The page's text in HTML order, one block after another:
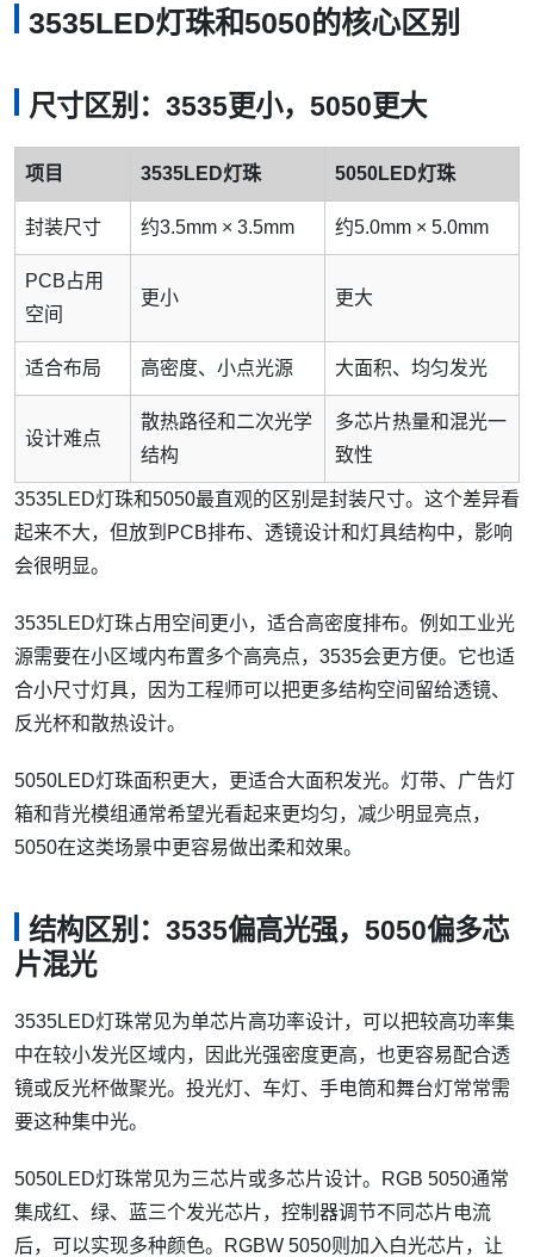
3535LED灯珠和5050的核心区别
尺寸区别：3535更小，5050更大
项目 3535LED灯珠 5050LED灯珠
封装尺寸 约3.5mm × 3.5mm 约5.0mm × 5.0mm
PCB占用
空间
更小 更大
适合布局 高密度、小点光源 大面积、均匀发光
设计难点
散热路径和二次光学
结构
多芯片热量和混光一
致性
3535LED灯珠和5050最直观的区别是封装尺寸。这个差异看
起来不大，但放到PCB排布、透镜设计和灯具结构中，影响
会很明显。
3535LED灯珠占用空间更小，适合高密度排布。例如工业光
源需要在小区域内布置多个高亮点，3535会更方便。它也适
合小尺寸灯具，因为工程师可以把更多结构空间留给透镜、
反光杯和散热设计。
5050LED灯珠面积更大，更适合大面积发光。灯带、广告灯
箱和背光模组通常希望光看起来更均匀，减少明显亮点，
5050在这类场景中更容易做出柔和效果。
结构区别：3535偏高光强，5050偏多芯
片混光
3535LED灯珠常见为单芯片高功率设计，可以把较高功率集
中在较小发光区域内，因此光强密度更高，也更容易配合透
镜或反光杯做聚光。投光灯、车灯、手电筒和舞台灯常常需
要这种集中光。
5050LED灯珠常见为三芯片或多芯片设计。RGB 5050通常
集成红、绿、蓝三个发光芯片，控制器调节不同芯片电流
后，可以实现多种颜色。RGBW 5050则加入白光芯片，让